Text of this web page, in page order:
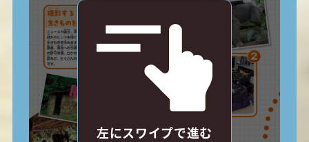
左にスワイプで進む